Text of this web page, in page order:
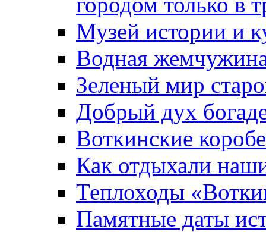
Музей истории и
Водная
Зеленый мир
Добрый дух
Воткинские
Как отдыхали
Теплоходы
Памятные даты